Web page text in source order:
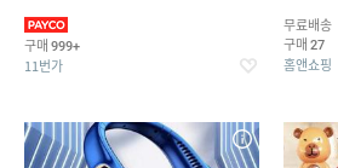
저소음/C타입/대용량배터리
구매 999+
11번가
무료배송
구매 27
홈앤쇼핑